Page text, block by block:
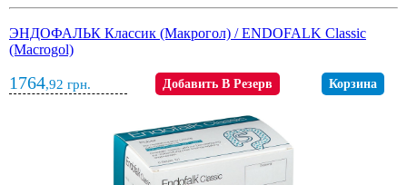
ЭНДОФАЛЬК Классик (Макрогол) / ENDOFALK Classic
(Macrogol)
1764,92 грн. Добавить В Резерв Корзина